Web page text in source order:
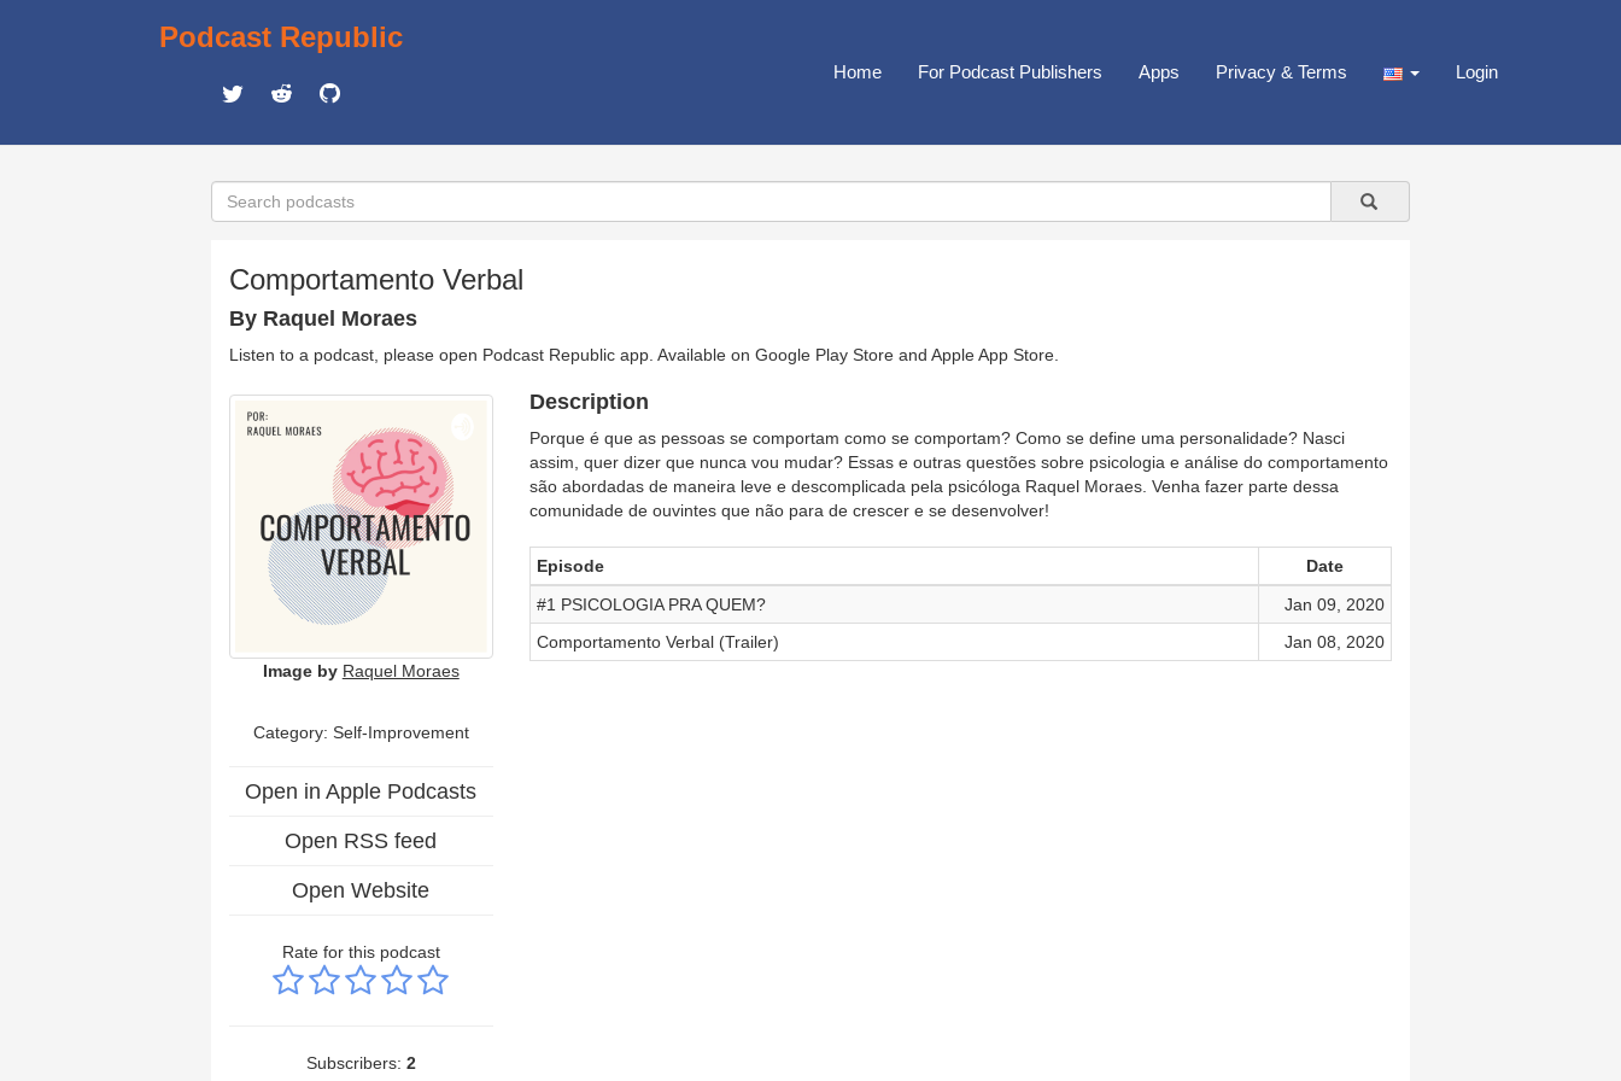
Podcast Republic
Home For Podcast Publishers Apps Privacy & Terms Login
Comportamento Verbal
By Raquel Moraes
Listen to a podcast, please open Podcast Republic app. Available on Google Play Store and Apple App Store
Image by Raquel Moraes
Category: Self-Improvement
Open in Apple Podcasts
Open RSS feed
Open Website
Rate for this podcast
Subscribers: 2
Description
Porque é que as pessoas se comportam como se comportam? Como se define uma personalidade? Nasci
assim, quer dizer que nunca vou mudar? Essas e outras questões sobre psicologia e análise do comportamento
são abordadas de maneira leve e descomplicada pela psicóloga Raquel Moraes. Venha fazer parte dessa
comunidade de ouvintes que não para de crescer e se desenvolver!
Episode
Date
#1 PSICOLOGIA PRA QUEM?
Jan 09, 2020
Comportamento Verbal (Trailer)
Jan 08, 2020